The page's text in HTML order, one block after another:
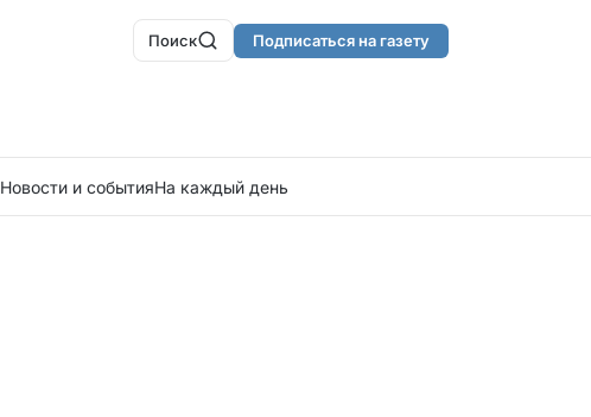
Поиск Подписаться на газету
Новости и событияНа каждый день